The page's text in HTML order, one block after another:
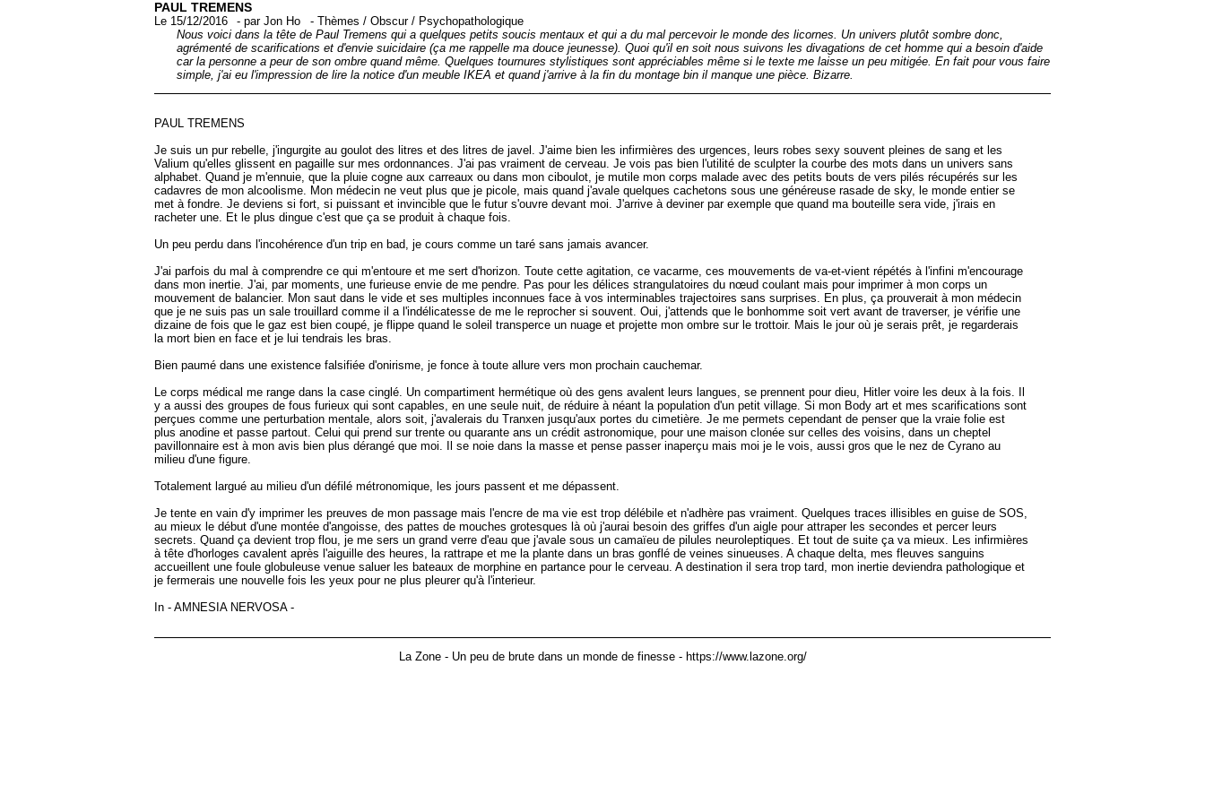
PAUL TREMENS
Le 15/12/2016 -parJon Ho - Thèmes / Obscur/ Psychopathologique
Nous voici dans la tête de Paul Tremens qui a quelques petits soucis mentaux et qui a du mal percevoir le monde des licornes. Un univers plutôt sombre donc,
agrémenté de scarifications et d'envie suicidaire (ça me rappelle ma douce jeunesse). Quoi qu'il en soit nous suivons les divagations de cet homme qui a besoin d'aide
car la personne a peur de son ombre quand même. Quelques tournures stylistiques sont appréciables même si le texte me laisse un peu mitigée. En fait pour vous faire
simple, j'ai eu l'impression de lire la notice d'un meuble IKEA et quand j'arrive à la fin du montage bin il manque une pièce. Bizarre.
PAUL TREMENS
Je suis un pur rebelle, j'ingurgite au goulot des litres et des litres de javel. J'aime bien les infirmières des urgences, leurs robes sexy souvent pleines de sang et les
Valium qu'elles glissent en pagaille sur mes ordonnances. J'ai pas vraiment de cerveau. Je vois pas bien l'utilité de sculpter la courbe des mots dans un univers sans
alphabet. Quand je m'ennuie, que la pluie cogne aux carreaux ou dans mon ciboulot, je mutile mon corps malade avec des petits bouts de vers pilés récupérés sur les
cadavres de mon alcoolisme. Mon médecin ne veut plus que je picole, mais quand j'avale quelques cachetons sous une généreuse rasade de sky, le monde entier se
met à fondre. Je deviens si fort, si puissant et invincible que le futur s'ouvre devant moi. J'arrive à deviner par exemple que quand ma bouteille sera vide, j'irais en
racheter une. Et le plus dingue c'est que ça se produit à chaque fois.
Un peu perdu dans l'incohérence d'un trip en bad, je cours comme un taré sans jamais avancer.
J'ai parfois du mal à comprendre ce qui m'entoure et me sert d'horizon. Toute cette agitation, ce vacarme, ces mouvements de va-et-vient répétés à l'infini m'encourage
dans mon inertie. J'ai, par moments, une furieuse envie de me pendre. Pas pour les délices strangulatoires du nœud coulant mais pour imprimer à mon corps un
mouvement de balancier. Mon saut dans le vide et ses multiples inconnues face à vos interminables trajectoires sans surprises. En plus, ça prouverait à mon médecin
que je ne suis pas un sale trouillard comme il a l'indélicatesse de me le reprocher si souvent. Oui, j'attends que le bonhomme soit vert avant de traverser, je vérifie une
dizaine de fois que le gaz est bien coupé, je flippe quand le soleil transperce un nuage et projette mon ombre sur le trottoir. Mais le jour où je serais prêt, je regarderais
la mort bien en face et je lui tendrais les bras.
Bien paumé dans une existence falsifiée d'onirisme, je fonce à toute allure vers mon prochain cauchemar.
Le corps médical me range dans la case cinglé. Un compartiment hermétique où des gens avalent leurs langues, se prennent pour dieu, Hitler voire les deux à la fois. Il
y a aussi des groupes de fous furieux qui sont capables, en une seule nuit, de réduire à néant la population d'un petit village. Si mon Body art et mes scarifications sont
perçues comme une perturbation mentale, alors soit, j'avalerais du Tranxen jusqu'aux portes du cimetière. Je me permets cependant de penser que la vraie folie est
plus anodine et passe partout. Celui qui prend sur trente ou quarante ans un crédit astronomique, pour une maison clonée sur celles des voisins, dans un cheptel
pavillonnaire est à mon avis bien plus dérangé que moi. Il se noie dans la masse et pense passer inaperçu mais moi je le vois, aussi gros que le nez de Cyrano au
milieu d'une figure.
Totalement largué au milieu d'un défilé métronomique, les jours passent et me dépassent.
Je tente en vain d'y imprimer les preuves de mon passage mais l'encre de ma vie est trop délébile et n'adhère pas vraiment. Quelques traces illisibles en guise de SOS,
au mieux le début d'une montée d'angoisse, des pattes de mouches grotesques là où j'aurai besoin des griffes d'un aigle pour attraper les secondes et percer leurs
secrets. Quand ça devient trop flou, je me sers un grand verre d'eau que j'avale sous un camaïeu de pilules neuroleptiques. Et tout de suite ça va mieux. Les infirmières
à tête d'horloges cavalent après l'aiguille des heures, la rattrape et me la plante dans un bras gonflé de veines sinueuses. A chaque delta, mes fleuves sanguins
accueillent une foule globuleuse venue saluer les bateaux de morphine en partance pour le cerveau. A destination il sera trop tard, mon inertie deviendra pathologique et
je fermerais une nouvelle fois les yeux pour ne plus pleurer qu'à l'interieur.
In - AMNESIA NERVOSA -
La Zone - Un peu de brute dans un monde de finesse - https://www.lazone.org/